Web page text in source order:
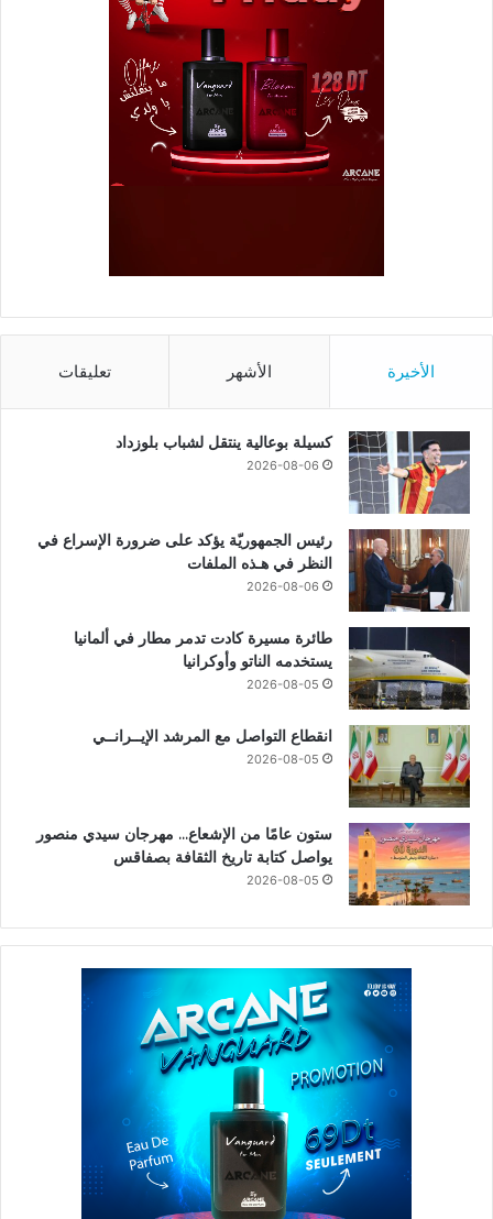
الأخيرة الأشهر تعليقات
كسيلة بوعالية ينتقل لشباب بلوزداد
2026-08-06
رئيس الجمهوريّة يؤكد على ضرورة الإسراع في
النظر في هـذه الملفات
2026-08-06
طائرة مسيرة كادت تدمر مطار في ألمانيا
يستخدمه الناتو وأوكرانيا
2026-08-05
انقطاع التواصل مع المرشد الإيــرانــي
2026-08-05
ستون عامًا من الإشعاع… مهرجان سيدي منصور
يواصل كتابة تاريخ الثقافة بصفاقس
2026-08-05